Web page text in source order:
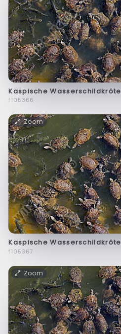
Kaspische Wasserschildkröte
f105366
Zoom
Kaspische Wasserschildkröte
f105367
Zoom